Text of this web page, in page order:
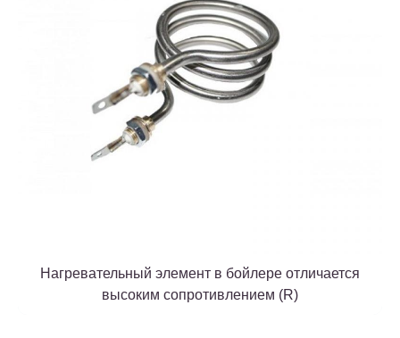
Нагревательный элемент в бойлере отличается
высоким сопротивлением (R)